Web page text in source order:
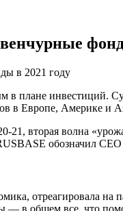
в плане инвестиций.
в Европе, Америке и
вторая волна
обозначил
отреагировала
общем все, что